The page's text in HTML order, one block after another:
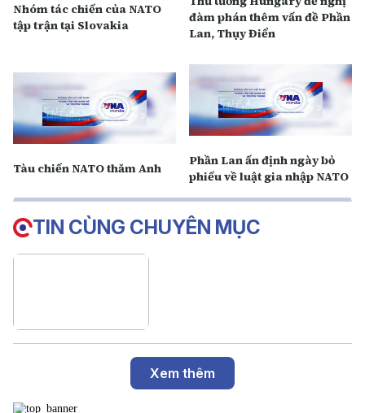
Nhóm tác chiến của NATO
tập trận tại Slovakia
đàm phán thêm vấn đề Phần
Lan, Thụy Điển
Tàu chiến NATO thăm Anh
Phần Lan ấn định ngày bỏ
phiếu về luật gia nhập NATO
TIN CÙNG CHUYÊN MỤC
Xem thêm